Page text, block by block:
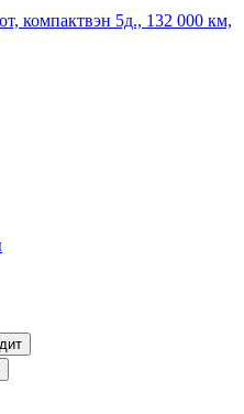
компактвэн 5д., 132 000 км,